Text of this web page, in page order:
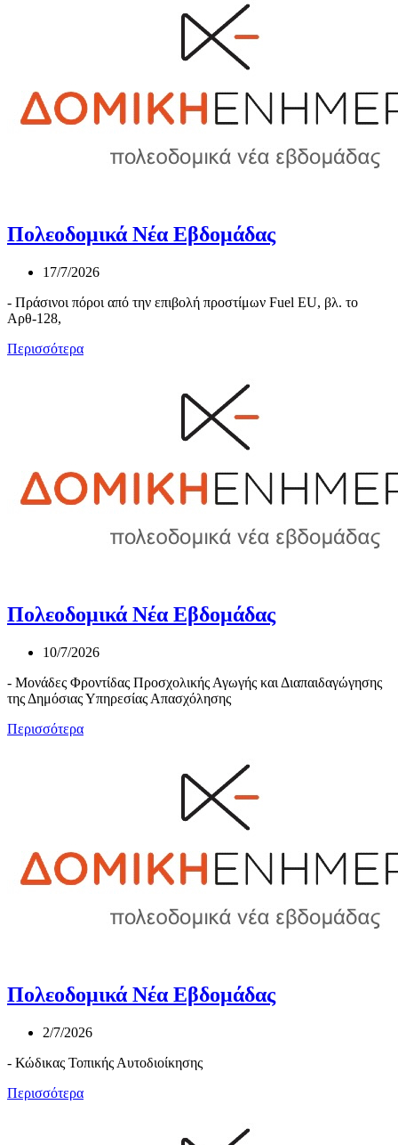
Πολεοδομικά Νέα Εβδομάδας
17/7/2026
- Πράσινοι πόροι από την επιβολή προστίμων Fuel EU, βλ. το
Αρθ-128,
Περισσότερα
Πολεοδομικά Νέα Εβδομάδας
10/7/2026
- Μονάδες Φροντίδας Προσχολικής Αγωγής και Διαπαιδαγώγησης
της Δημόσιας Υπηρεσίας Απασχόλησης
Περισσότερα
Πολεοδομικά Νέα Εβδομάδας
2/7/2026
- Κώδικας Τοπικής Αυτοδιοίκησης
Περισσότερα